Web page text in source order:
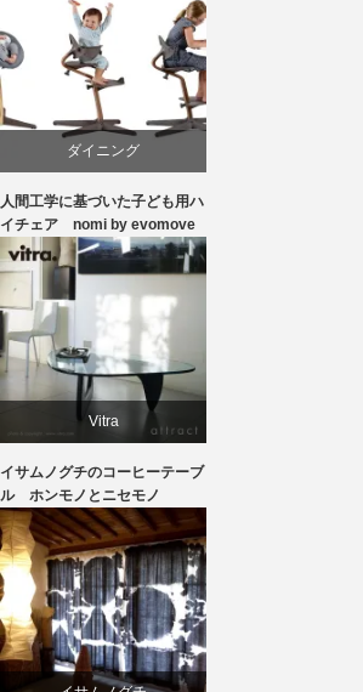
ダイニング
ピーター・オブスヴィック
椅子
人間工学に基づいた子ども用ハ
イチェア nomi by evomove
Vitra
イサムノグチ
テーブル
イサムノグチのコーヒーテーブ
ル ホンモノとニセモノ